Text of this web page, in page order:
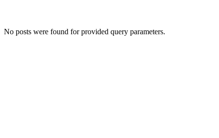
No posts were found for provided query parameters.